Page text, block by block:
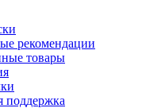
рекомендации
товары
поддержка